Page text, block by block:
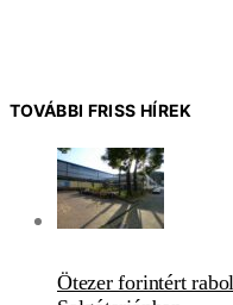
TOVÁBBI FRISS HÍREK
Ötezer forintért